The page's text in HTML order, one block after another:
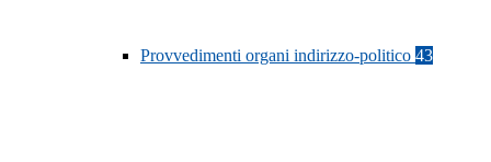
Provvedimenti organi indirizzo-politico 43